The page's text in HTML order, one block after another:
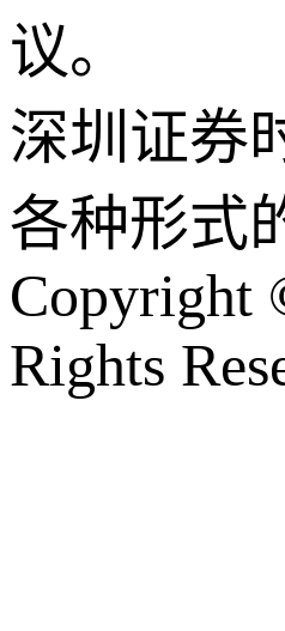
议。
深圳证券
各种形式
Copyright
Rights